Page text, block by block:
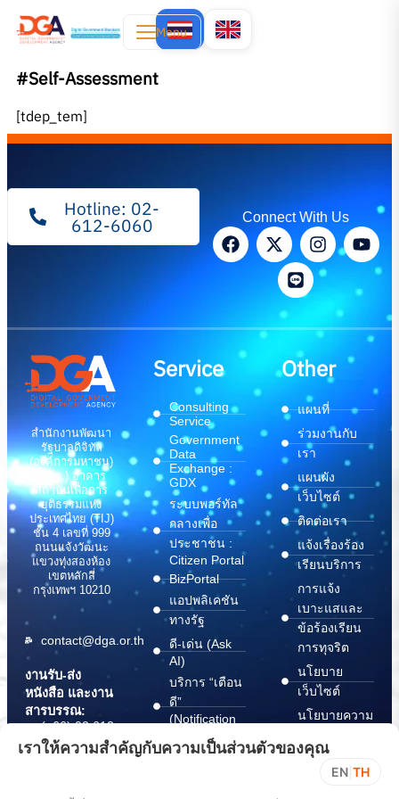
Menu
#Self-Assessment
[tdep_tem]
Hotline: 02-
612-6060 Connect With Us
สำนักงานพัฒนา
รัฐบาลดิจิทัล
(องค์การมหาชน)
(สพร.) อาคาร
สถาบันเพื่อการ
ยุติธรรมแห่ง
ประเทศไทย (TIJ)
ชั้น 4 เลขที่ 999
ถนนแจ้งวัฒนะ
แขวงทุ่งสองห้อง
เขตหลักสี่
กรุงเทพฯ 10210
contact@dga.or.th
งานรับ-ส่ง
หนังสือ และงาน
สารบรรณ:
(+66) 02 612
6000
saraban@dga.or.th
Service
Consulting
Service
Government
Data
Exchange :
GDX
ระบบพอร์ทัล
กลางเพื่อ
ประชาชน :
Citizen Portal
BizPortal
แอปพลิเคชัน
ทางรัฐ
ดี-เด่น (Ask
AI)
บริการ “เตือน
ดี”
(Notification
บริการ
Other
แผนที่
ร่วมงานกับ
เรา
แผนผัง
เว็บไซต์
ติดต่อเรา
แจ้งเรื่องร้อง
เรียนบริการ
การแจ้ง
เบาะแสและ
ข้อร้องเรียน
การทุจริต
นโยบาย
เว็บไซต์
นโยบายความ
ปลอดภัย
สารสนเทศ
เราให้ความสำคัญกับความเป็นส่วนตัวของคุณ
EN TH